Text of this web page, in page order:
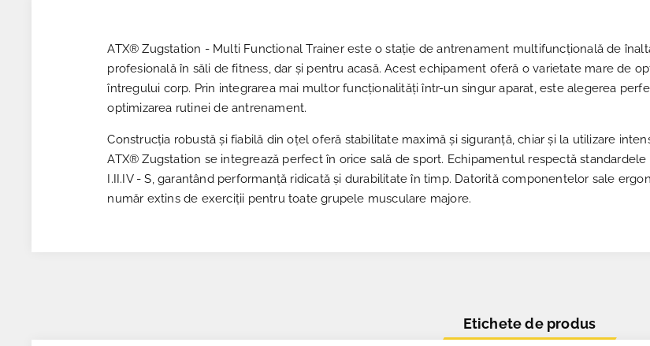
ATX® Zugstation - Multi Functional Trainer este o stație de antrenament multifuncțională de
profesională în săli de fitness, dar și pentru acasă. Acest echipament oferă o varietate mare de
întregului corp. Prin integrarea mai multor funcționalități într-un singur aparat, este alegerea
optimizarea rutinei de antrenament.
Construcția robustă și fiabilă din oțel oferă stabilitate maximă și siguranță, chiar și la utilizare
ATX® Zugstation se integrează perfect în orice sală de sport. Echipamentul respectă
I.II.IV - S, garantând performanță ridicată și durabilitate în timp. Datorită componentelor sale
număr extins de exerciții pentru toate grupele musculare majore.
Etichete de produs